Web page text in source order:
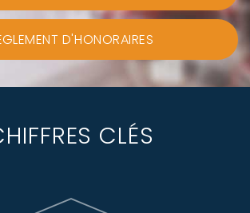
D'HONORAIRES
CLÉS